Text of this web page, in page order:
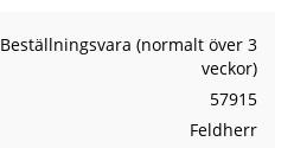
Beställningsvara (normalt över 3
veckor)
57915
Feldherr